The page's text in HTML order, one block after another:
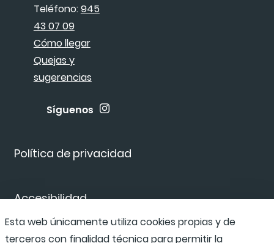
Política de privacidad
Accesibilidad
Teléfono:945
43 07 09
Cómo llegar
Quejas y
sugerencias
Síguenos
Esta web únicamente utiliza cookies propias y de
terceros con finalidad técnica para permitir la